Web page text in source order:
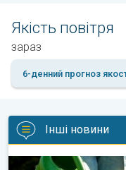
Якість повітря
зараз
6-денний прогноз
Інші новини
Як доглядати за